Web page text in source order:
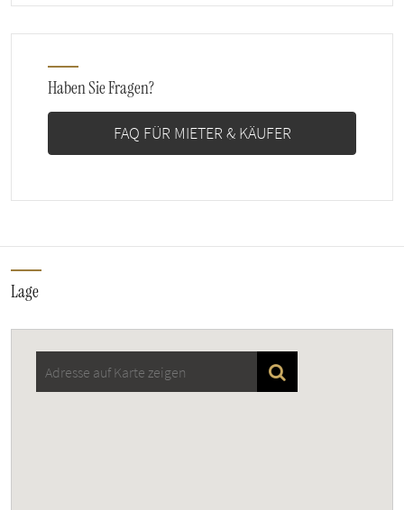
Haben Sie Fragen?
FAQ FÜR MIETER & KÄUFER
Lage